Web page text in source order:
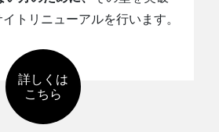
トリニューアルを行います。
詳しくは
こちら